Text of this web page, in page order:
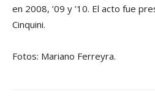
en 2008, ’09 y ’10. El acto fue
Cinquini.
Fotos: Mariano Ferreyra.